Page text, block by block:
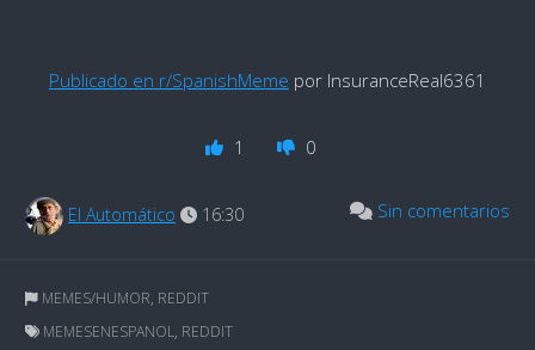
Publicado en r/SpanishMeme por InsuranceReal6361
1 0
El Automático 16:30 Sin comentarios
MEMES/HUMOR, REDDIT
MEMESENESPANOL, REDDIT